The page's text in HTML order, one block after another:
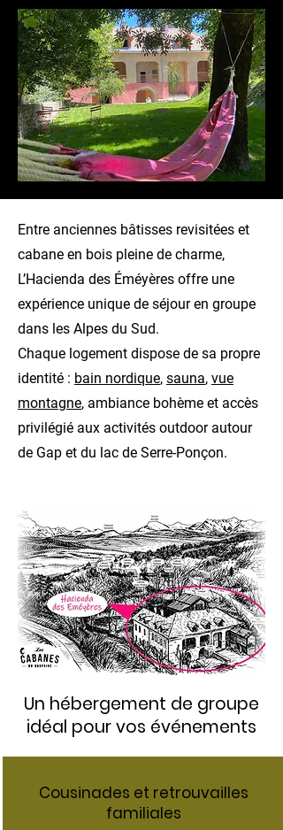
Entre anciennes bâtisses revisitées et
cabane en bois pleine de charme,
L’Hacienda des Éméyères offre une
expérience unique de séjour en groupe
dans les Alpes du Sud.
Chaque logement dispose de sa propre
identité : bain nordique, sauna, vue
montagne, ambiance bohème et accès
privilégié aux activités outdoor autour
de Gap et du lac de Serre-Ponçon.
Un hébergement de groupe
idéal pour vos événements
Cousinades et retrouvailles
familiales